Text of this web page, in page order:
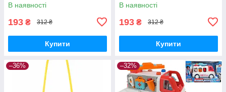
В наявності
193 ₴ 312 ₴
Купити
В наявності
193 ₴ 312 ₴
Купити
–36% –32%